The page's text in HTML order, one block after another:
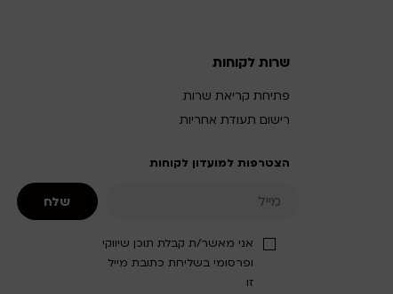
שרות לקוחות
פתיחת קריאת שרות
רישום תעודת אחריות
הצטרפות למועדון לקוחות
אני מאשר/ת קבלת תוכן שיווקי
ופרסומי בשליחת כתובת מייל
זו